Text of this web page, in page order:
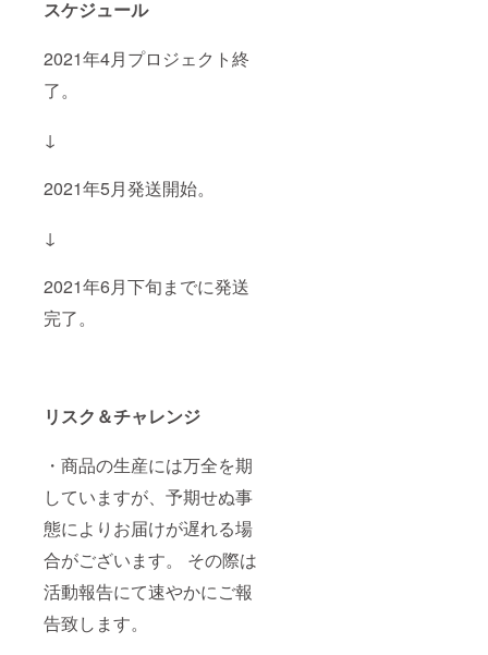
スケジュール
2021年4月プロジェクト終
了。
↓
2021年5月発送開始。
↓
2021年6月下旬までに発送
完了。
リスク＆チャレンジ
・商品の生産には万全を期
していますが、予期せぬ事
態によりお届けが遅れる場
合がございます。 その際は
活動報告にて速やかにご報
告致します。